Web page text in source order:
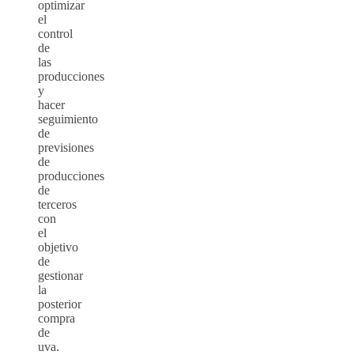
optimizar
el
control
de
las
producciones
y
hacer
seguimiento
de
previsiones
de
producciones
de
terceros
con
el
objetivo
de
gestionar
la
posterior
compra
de
uva.